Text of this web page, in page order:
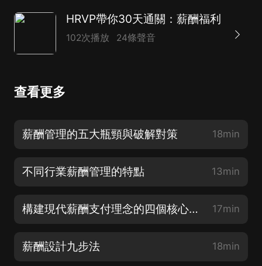
HRVP帶你30天通關：薪酬福利
102次播放 24條聲音
查看更多
薪酬管理的五大瓶頸與破解對策 18min
不同行業薪酬管理的特點 13min
構建現代薪酬支付理念的四個核心要素 17min
薪酬設計九步法 18min